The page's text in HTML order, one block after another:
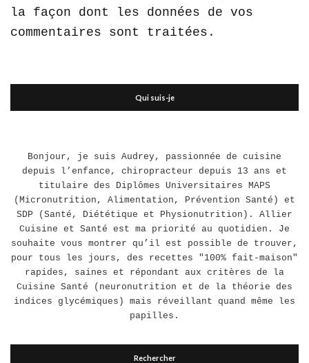
la façon dont les données de vos
commentaires sont traitées .
Qui suis-je
Bonjour, je suis Audrey, passionnée de cuisine
depuis l’enfance, chiropracteur depuis 13 ans et
titulaire des Diplômes Universitaires MAPS
(Micronutrition, Alimentation, Prévention Santé) et
SDP (Santé, Diététique et Physionutrition). Allier
Cuisine et Santé est ma priorité au quotidien. Je
souhaite vous montrer qu’il est possible de trouver,
pour tous les jours, des recettes "100% fait-maison"
rapides, saines et répondant aux critères de la
Cuisine Santé (neuronutrition et de la théorie des
indices glycémiques) mais réveillant quand même les
papilles.
Rechercher